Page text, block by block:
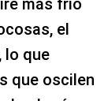
más frío
el
lo que
que oscilen